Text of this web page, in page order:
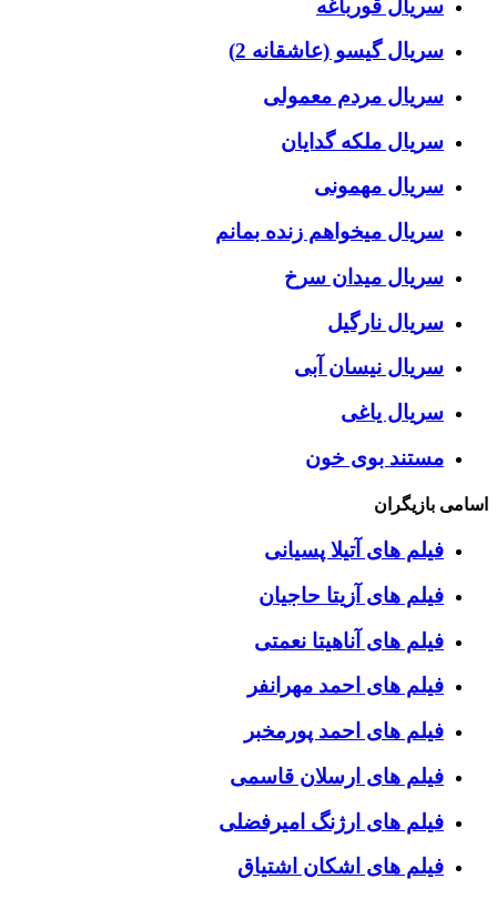
سریال قورباغه
سریال گیسو (عاشقانه 2)
سریال مردم معمولی
سریال ملکه گدایان
سریال مهمونی
سریال میخواهم زنده بمانم
سریال میدان سرخ
سریال نارگیل
سریال نیسان آبی
سریال یاغی
مستند بوی خون
اسامی بازیگران
فیلم های آتیلا پسیانی
فیلم های آزیتا حاجیان
فیلم های آناهیتا نعمتی
فیلم های احمد مهرانفر
فیلم های احمد پورمخبر
فیلم های ارسلان قاسمی
فیلم های ارژنگ امیرفضلی
فیلم های اشکان اشتیاق